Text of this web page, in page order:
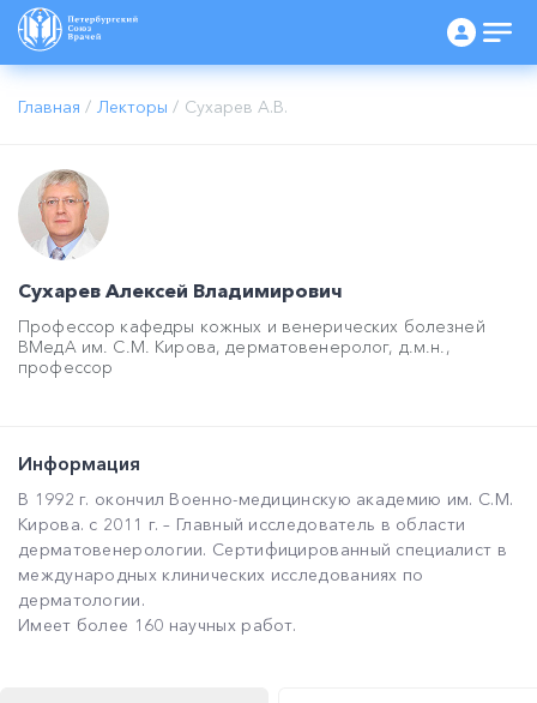
Главная / Лекторы / Сухарев А.В.
Сухарев Алексей Владимирович
Профессор кафедры кожных и венерических болезней
ВМедА им. С.М. Кирова, дерматовенеролог, д.м.н.,
профессор
Информация
В 1992 г. окончил Военно-медицинскую академию им. С.М.
Кирова. с 2011 г. – Главный исследователь в области
дерматовенерологии. Сертифицированный специалист в
международных клинических исследованиях по
дерматологии.
Имеет более 160 научных работ.